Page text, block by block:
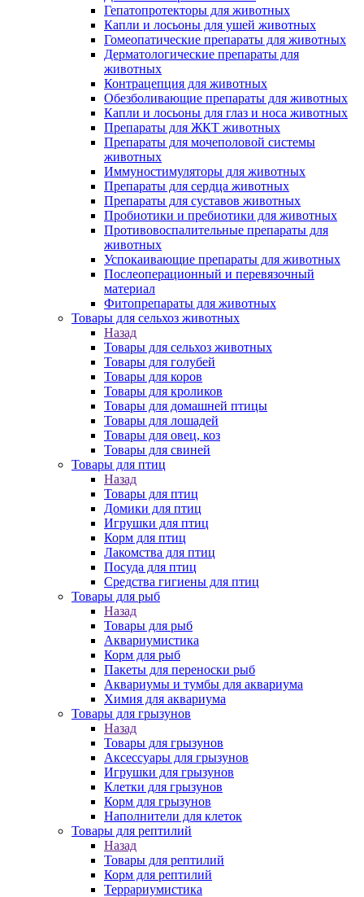
Гепатопротекторы для животных
Капли и лосьоны для ушей животных
Гомеопатические препараты для животных
Дерматологические препараты для
животных
Контрацепция для животных
Обезболивающие препараты для животных
Капли и лосьоны для глаз и носа животных
Препараты для ЖКТ животных
Препараты для мочеполовой системы
животных
Иммуностимуляторы для животных
Препараты для сердца животных
Препараты для суставов животных
Пробиотики и пребиотики для животных
Противовоспалительные препараты для
животных
Успокаивающие препараты для животных
Послеоперационный и перевязочный
материал
Фитопрепараты для животных
Товары для сельхоз животных
Назад
Товары для сельхоз животных
Товары для голубей
Товары для коров
Товары для кроликов
Товары для домашней птицы
Товары для лошадей
Товары для овец, коз
Товары для свиней
Товары для птиц
Назад
Товары для птиц
Домики для птиц
Игрушки для птиц
Корм для птиц
Лакомства для птиц
Посуда для птиц
Средства гигиены для птиц
Товары для рыб
Назад
Товары для рыб
Аквариумистика
Корм для рыб
Пакеты для переноски рыб
Аквариумы и тумбы для аквариума
Химия для аквариума
Товары для грызунов
Назад
Товары для грызунов
Аксессуары для грызунов
Игрушки для грызунов
Клетки для грызунов
Корм для грызунов
Наполнители для клеток
Товары для рептилий
Назад
Товары для рептилий
Корм для рептилий
Террариумистика